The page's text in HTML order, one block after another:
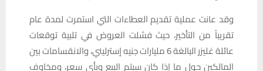
وقد عانت عملية تقديم العطاءات التي استمرت لمدة عام
تقريباً من التأخير، حيث فشلت العروض في تلبية توقعات
عائلة غليزر البالغة 6 مليارات جنيه إسترليني، والانقسامات بين
المالكين حول ما إذا كان سيتم البيع وبأي سعر، ومخاوف